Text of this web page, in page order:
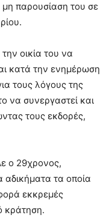
μη παρουσίαση του σε
οικία του να
κατά την ενημέρωση
τους λόγους της
να συνεργαστεί και
τους εκδορές,
ο 29χρονος,
τα οποία
εκκρεμές
κράτηση.